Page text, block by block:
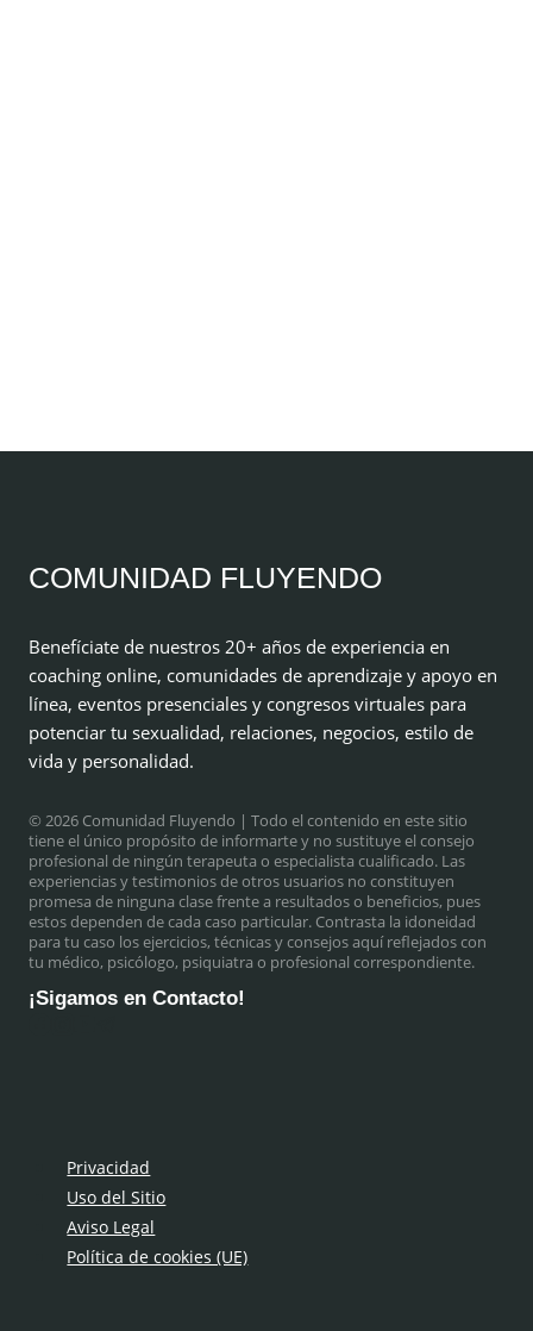
COMUNIDAD FLUYENDO
Benefíciate de nuestros 20+ años de experiencia en
coaching online, comunidades de aprendizaje y apoyo en
línea, eventos presenciales y congresos virtuales para
potenciar tu sexualidad, relaciones, negocios, estilo de
vida y personalidad.
© 2026 Comunidad Fluyendo | Todo el contenido en este sitio
tiene el único propósito de informarte y no sustituye el consejo
profesional de ningún terapeuta o especialista cualificado. Las
experiencias y testimonios de otros usuarios no constituyen
promesa de ninguna clase frente a resultados o beneficios, pues
estos dependen de cada caso particular. Contrasta la idoneidad
para tu caso los ejercicios, técnicas y consejos aquí reflejados con
tu médico, psicólogo, psiquiatra o profesional correspondiente.
¡Sigamos en Contacto!
Privacidad
Uso del Sitio
Aviso Legal
Política de cookies (UE)